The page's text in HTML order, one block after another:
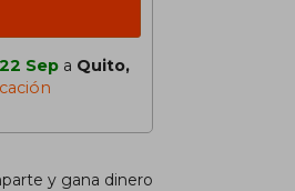
Sep a Quito,
y gana dinero